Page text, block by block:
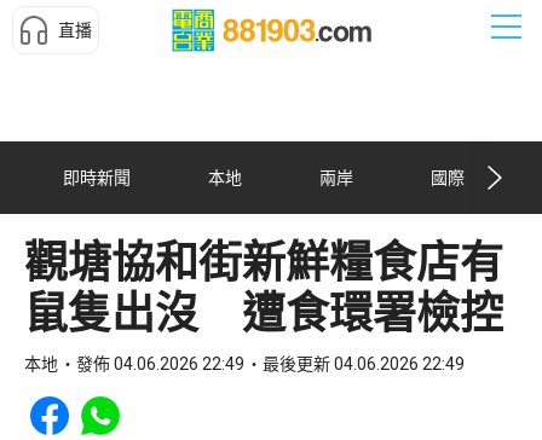
直播
即時新聞 本地 兩岸 國際
觀塘協和街新鮮糧食店有
鼠隻出沒 遭食環署檢控
本地 發佈 04.06.2026 22:49 最後更新 04.06.2026 22:49
Share to Facebook
Share to WhatsApp